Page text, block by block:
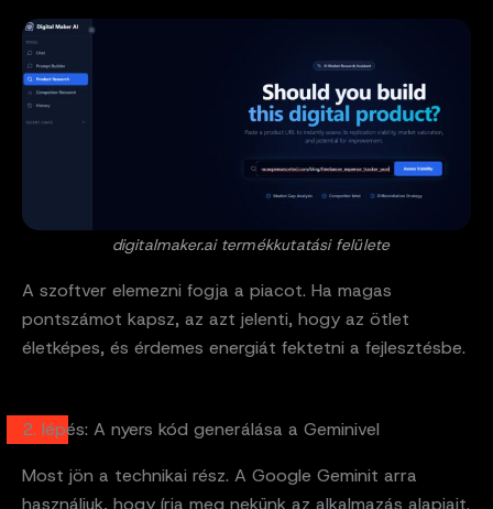
digitalmaker.ai termékkutatási felülete
A szoftver elemezni fogja a piacot. Ha magas
pontszámot kapsz, az azt jelenti, hogy az ötlet
életképes, és érdemes energiát fektetni a fejlesztésbe.
2. lépés: A nyers kód generálása a Geminivel
Most jön a technikai rész. A Google Geminit arra
használjuk, hogy írja meg nekünk az alkalmazás alapjait.